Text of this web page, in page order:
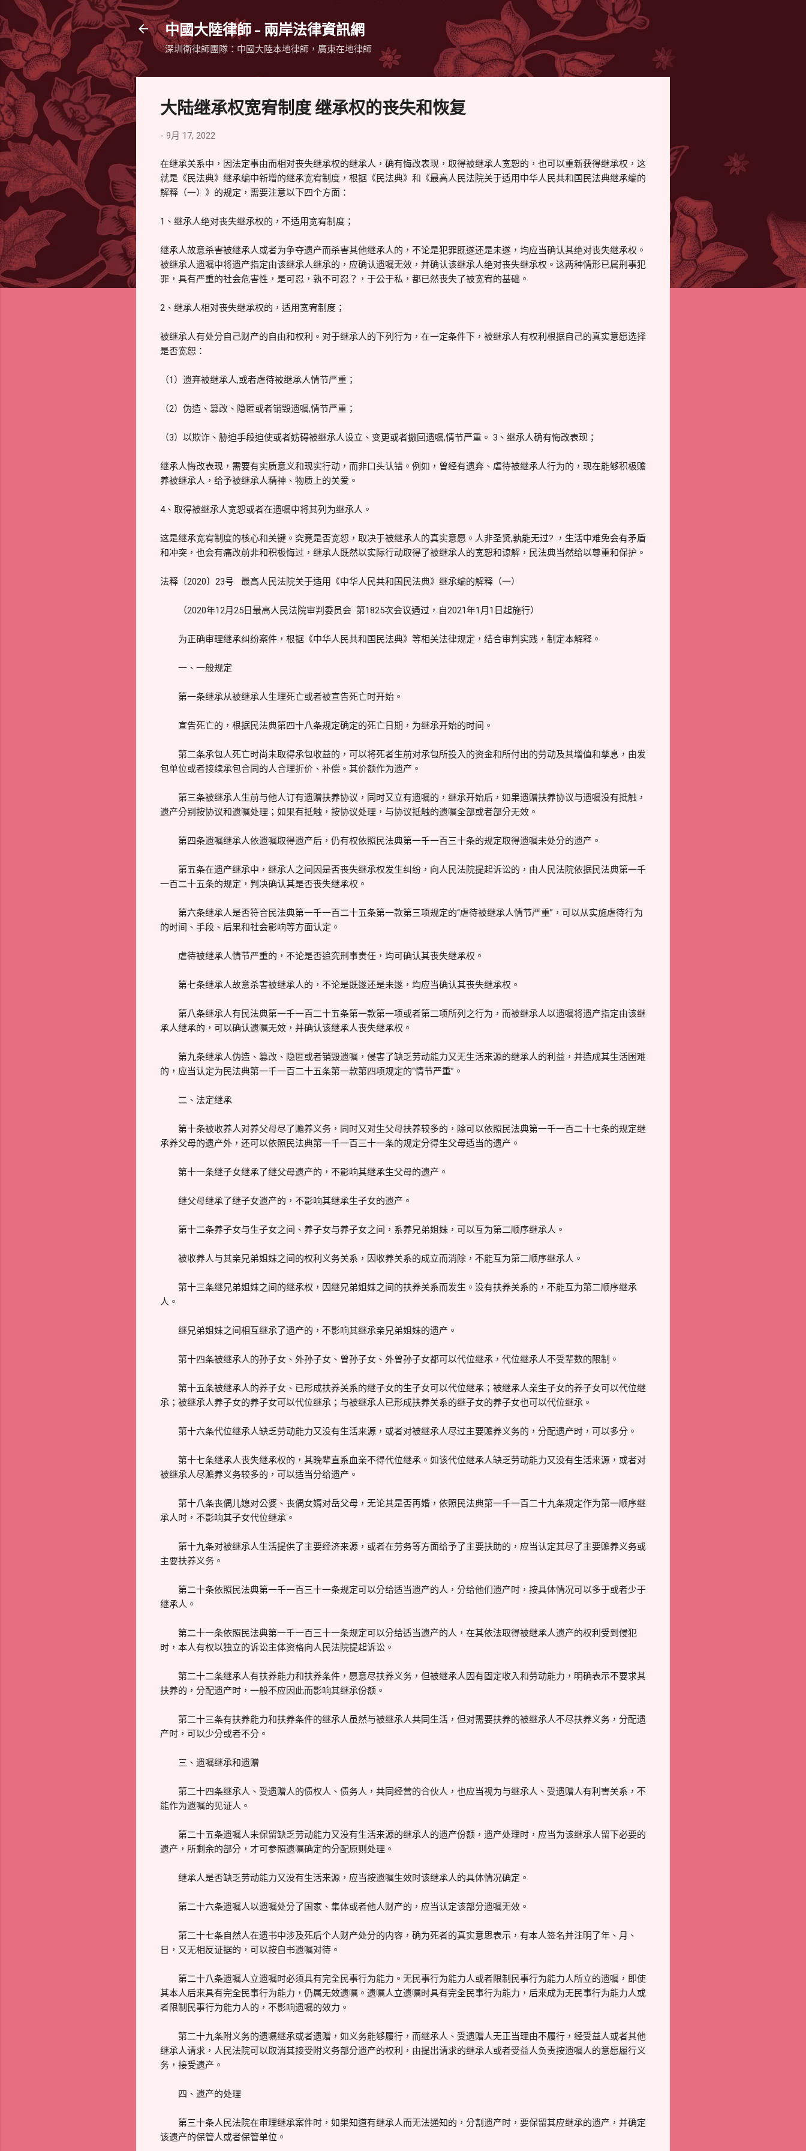
中國大陸律師 - 兩岸法律資訊網
深圳衛律師團隊：中國大陸本地律師，廣東在地律師
大陆继承权宽宥制度 继承权的丧失和恢复
- 9月 17, 2022
在继承关系中，因法定事由而相对丧失继承权的继承人，确有悔改表现，取得被继承人宽恕的，也可以重新获得继承权，这
就是《民法典》继承编中新增的继承宽宥制度，根据《民法典》和《最高人民法院关于适用中华人民共和国民法典继承编的
解释（一）》的规定，需要注意以下四个方面：
1、继承人绝对丧失继承权的，不适用宽宥制度；
继承人故意杀害被继承人或者为争夺遗产而杀害其他继承人的，不论是犯罪既遂还是未遂，均应当确认其绝对丧失继承权。
被继承人遗嘱中将遗产指定由该继承人继承的，应确认遗嘱无效，并确认该继承人绝对丧失继承权。这两种情形已属刑事犯
罪，具有严重的社会危害性，是可忍，孰不可忍？，于公于私，都已然丧失了被宽宥的基础。
2、继承人相对丧失继承权的，适用宽宥制度；
被继承人有处分自己财产的自由和权利。对于继承人的下列行为，在一定条件下，被继承人有权利根据自己的真实意愿选择
是否宽恕：
（1）遗弃被继承人,或者虐待被继承人情节严重；
（2）伪造、篡改、隐匿或者销毁遗嘱,情节严重；
（3）以欺诈、胁迫手段迫使或者妨碍被继承人设立、变更或者撤回遗嘱,情节严重。 3、继承人确有悔改表现；
继承人悔改表现，需要有实质意义和现实行动，而非口头认错。例如，曾经有遗弃、虐待被继承人行为的，现在能够积极赡
养被继承人，给予被继承人精神、物质上的关爱。
4、取得被继承人宽恕或者在遗嘱中将其列为继承人。
这是继承宽宥制度的核心和关键。究竟是否宽恕，取决于被继承人的真实意愿。人非圣贤,孰能无过? ，生活中难免会有矛盾
和冲突，也会有痛改前非和积极悔过，继承人既然以实际行动取得了被继承人的宽恕和谅解，民法典当然给以尊重和保护。
法释〔2020〕23号 最高人民法院关于适用《中华人民共和国民法典》继承编的解释（一）
（2020年12月25日最高人民法院审判委员会 第1825次会议通过，自2021年1月1日起施行）
为正确审理继承纠纷案件，根据《中华人民共和国民法典》等相关法律规定，结合审判实践，制定本解释。
一、一般规定
第一条继承从被继承人生理死亡或者被宣告死亡时开始。
宣告死亡的，根据民法典第四十八条规定确定的死亡日期，为继承开始的时间。
第二条承包人死亡时尚未取得承包收益的，可以将死者生前对承包所投入的资金和所付出的劳动及其增值和孳息，由发
包单位或者接续承包合同的人合理折价、补偿。其价额作为遗产。
第三条被继承人生前与他人订有遗赠扶养协议，同时又立有遗嘱的，继承开始后，如果遗赠扶养协议与遗嘱没有抵触，
遗产分别按协议和遗嘱处理；如果有抵触，按协议处理，与协议抵触的遗嘱全部或者部分无效。
第四条遗嘱继承人依遗嘱取得遗产后，仍有权依照民法典第一千一百三十条的规定取得遗嘱未处分的遗产。
第五条在遗产继承中，继承人之间因是否丧失继承权发生纠纷，向人民法院提起诉讼的，由人民法院依据民法典第一千
一百二十五条的规定，判决确认其是否丧失继承权。
第六条继承人是否符合民法典第一千一百二十五条第一款第三项规定的“虐待被继承人情节严重”，可以从实施虐待行为
的时间、手段、后果和社会影响等方面认定。
虐待被继承人情节严重的，不论是否追究刑事责任，均可确认其丧失继承权。
第七条继承人故意杀害被继承人的，不论是既遂还是未遂，均应当确认其丧失继承权。
第八条继承人有民法典第一千一百二十五条第一款第一项或者第二项所列之行为，而被继承人以遗嘱将遗产指定由该继
承人继承的，可以确认遗嘱无效，并确认该继承人丧失继承权。
第九条继承人伪造、篡改、隐匿或者销毁遗嘱，侵害了缺乏劳动能力又无生活来源的继承人的利益，并造成其生活困难
的，应当认定为民法典第一千一百二十五条第一款第四项规定的“情节严重”。
二、法定继承
第十条被收养人对养父母尽了赡养义务，同时又对生父母扶养较多的，除可以依照民法典第一千一百二十七条的规定继
承养父母的遗产外，还可以依照民法典第一千一百三十一条的规定分得生父母适当的遗产。
第十一条继子女继承了继父母遗产的，不影响其继承生父母的遗产。
继父母继承了继子女遗产的，不影响其继承生子女的遗产。
第十二条养子女与生子女之间、养子女与养子女之间，系养兄弟姐妹，可以互为第二顺序继承人。
被收养人与其亲兄弟姐妹之间的权利义务关系，因收养关系的成立而消除，不能互为第二顺序继承人。
第十三条继兄弟姐妹之间的继承权，因继兄弟姐妹之间的扶养关系而发生。没有扶养关系的，不能互为第二顺序继承
人。
继兄弟姐妹之间相互继承了遗产的，不影响其继承亲兄弟姐妹的遗产。
第十四条被继承人的孙子女、外孙子女、曾孙子女、外曾孙子女都可以代位继承，代位继承人不受辈数的限制。
第十五条被继承人的养子女、已形成扶养关系的继子女的生子女可以代位继承；被继承人亲生子女的养子女可以代位继
承；被继承人养子女的养子女可以代位继承；与被继承人已形成扶养关系的继子女的养子女也可以代位继承。
第十六条代位继承人缺乏劳动能力又没有生活来源，或者对被继承人尽过主要赡养义务的，分配遗产时，可以多分。
第十七条继承人丧失继承权的，其晚辈直系血亲不得代位继承。如该代位继承人缺乏劳动能力又没有生活来源，或者对
被继承人尽赡养义务较多的，可以适当分给遗产。
第十八条丧偶儿媳对公婆、丧偶女婿对岳父母，无论其是否再婚，依照民法典第一千一百二十九条规定作为第一顺序继
承人时，不影响其子女代位继承。
第十九条对被继承人生活提供了主要经济来源，或者在劳务等方面给予了主要扶助的，应当认定其尽了主要赡养义务或
主要扶养义务。
第二十条依照民法典第一千一百三十一条规定可以分给适当遗产的人，分给他们遗产时，按具体情况可以多于或者少于
继承人。
第二十一条依照民法典第一千一百三十一条规定可以分给适当遗产的人，在其依法取得被继承人遗产的权利受到侵犯
时，本人有权以独立的诉讼主体资格向人民法院提起诉讼。
第二十二条继承人有扶养能力和扶养条件，愿意尽扶养义务，但被继承人因有固定收入和劳动能力，明确表示不要求其
扶养的，分配遗产时，一般不应因此而影响其继承份额。
第二十三条有扶养能力和扶养条件的继承人虽然与被继承人共同生活，但对需要扶养的被继承人不尽扶养义务，分配遗
产时，可以少分或者不分。
三、遗嘱继承和遗赠
第二十四条继承人、受遗赠人的债权人、债务人，共同经营的合伙人，也应当视为与继承人、受遗赠人有利害关系，不
能作为遗嘱的见证人。
第二十五条遗嘱人未保留缺乏劳动能力又没有生活来源的继承人的遗产份额，遗产处理时，应当为该继承人留下必要的
遗产，所剩余的部分，才可参照遗嘱确定的分配原则处理。
继承人是否缺乏劳动能力又没有生活来源，应当按遗嘱生效时该继承人的具体情况确定。
第二十六条遗嘱人以遗嘱处分了国家、集体或者他人财产的，应当认定该部分遗嘱无效。
第二十七条自然人在遗书中涉及死后个人财产处分的内容，确为死者的真实意思表示，有本人签名并注明了年、月、
日，又无相反证据的，可以按自书遗嘱对待。
第二十八条遗嘱人立遗嘱时必须具有完全民事行为能力。无民事行为能力人或者限制民事行为能力人所立的遗嘱，即使
其本人后来具有完全民事行为能力，仍属无效遗嘱。遗嘱人立遗嘱时具有完全民事行为能力，后来成为无民事行为能力人或
者限制民事行为能力人的，不影响遗嘱的效力。
第二十九条附义务的遗嘱继承或者遗赠，如义务能够履行，而继承人、受遗赠人无正当理由不履行，经受益人或者其他
继承人请求，人民法院可以取消其接受附义务部分遗产的权利，由提出请求的继承人或者受益人负责按遗嘱人的意愿履行义
务，接受遗产。
四、遗产的处理
第三十条人民法院在审理继承案件时，如果知道有继承人而无法通知的，分割遗产时，要保留其应继承的遗产，并确定
该遗产的保管人或者保管单位。